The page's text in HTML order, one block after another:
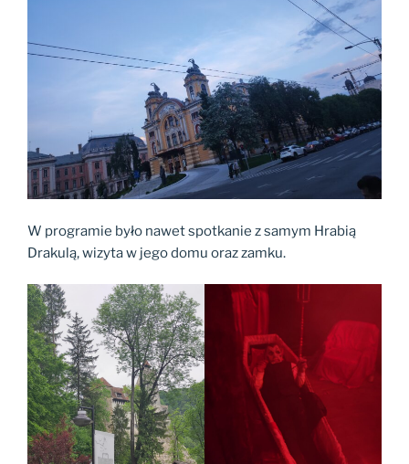
W programie było nawet spotkanie z samym Hrabią
Drakulą, wizyta w jego domu oraz zamku.